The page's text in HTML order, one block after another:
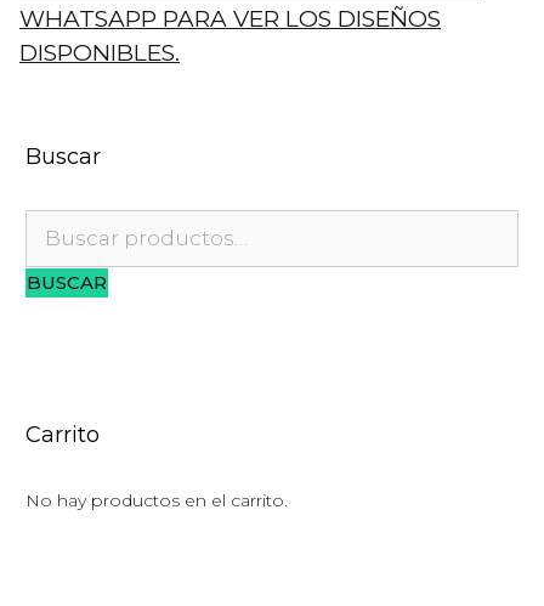
WHATSAPP PARA VER LOS DISEÑOS
DISPONIBLES.
Buscar
por:
BUSCAR
Carrito
No hay productos en el carrito.